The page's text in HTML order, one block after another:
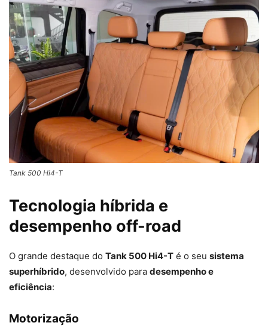
Tank 500 Hi4-T
Tecnologia híbrida e
desempenho off-road
O grande destaque do Tank 500 Hi4-T é o seu sistema
superhíbrido, desenvolvido para desempenho e
eficiência:
Motorização